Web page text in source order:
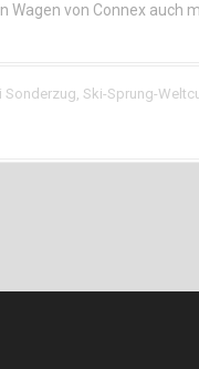
von Connex auch
Sonderzug, Ski-Sprung-